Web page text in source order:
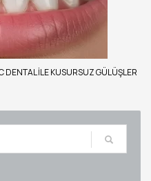
ILE KUSURSUZ GÜLÜŞLER